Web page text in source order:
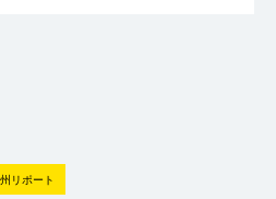
リポート